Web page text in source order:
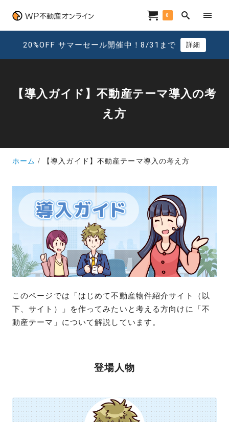
0
20%OFF サマーセール開催中！8/31まで 詳細
【導入ガイド】不動産テーマ導入の考
え方
ホーム 【導入ガイド】不動産テーマ導入の考え方
このページでは「はじめて不動産物件紹介サイト（以
下、サイト）」を作ってみたいと考える方向けに「不
動産テーマ」について解説しています。
登場人物